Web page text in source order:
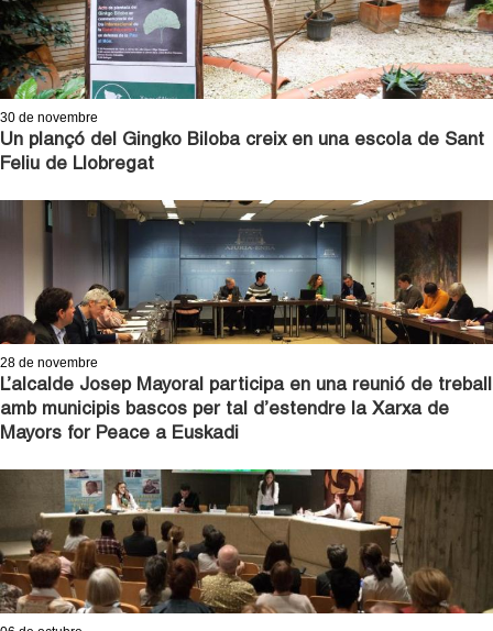
G
r
a
n
o
e
r
s
30 de novembre
Un plançó del Gingko Biloba creix en una escola de Sant
Feliu de Llobregat
28 de novembre
L’alcalde Josep Mayoral participa en una reunió de treball
amb municipis bascos per tal d’estendre la Xarxa de
Mayors for Peace a Euskadi